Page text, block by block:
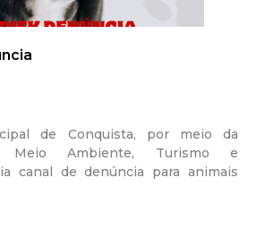
de Conquista, por meio da
Meio Ambiente, Turismo e
canal de denúncia para animaisA